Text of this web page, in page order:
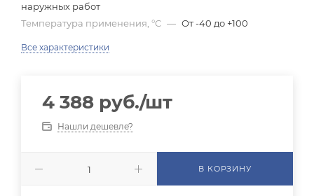
наружных работ
Температура применения, °C — От -40 до +100
Все характеристики
4 388 руб./шт
Нашли дешевле?
В КОРЗИНУ